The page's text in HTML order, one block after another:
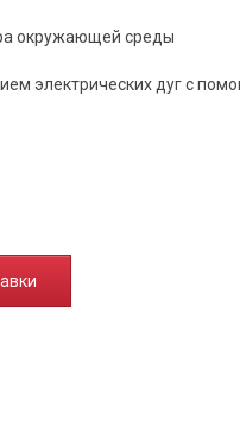
окружающей среды
электрических дуг с